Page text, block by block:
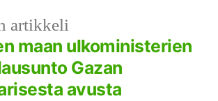
artikkeliEdellinen
artikkeli:
maan ulkoministerien
Gazan
avusta